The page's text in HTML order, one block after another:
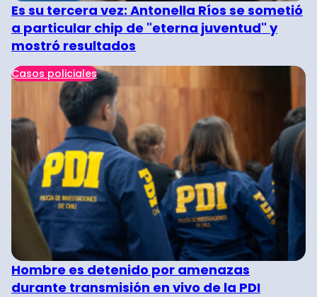
Es su tercera vez: Antonella Ríos se sometió
a particular chip de "eterna juventud" y
mostró resultados
Casos policiales
Hombre es detenido por amenazas
durante transmisión en vivo de la PDI